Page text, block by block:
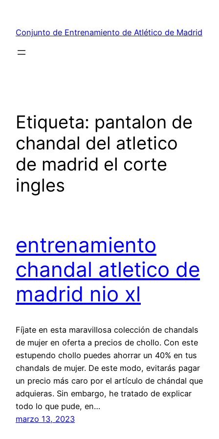
contenido
Conjunto de Entrenamiento de Atlético de Madrid
Etiqueta: pantalon de
chandal del atletico
de madrid el corte
ingles
entrenamiento
chandal atletico de
madrid nio xl
Fíjate en esta maravillosa colección de chandals
de mujer en oferta a precios de chollo. Con este
estupendo chollo puedes ahorrar un 40% en tus
chandals de mujer. De este modo, evitarás pagar
un precio más caro por el artículo de chándal que
adquieras. Sin embargo, he tratado de explicar
todo lo que pude, en…
marzo 13, 2023